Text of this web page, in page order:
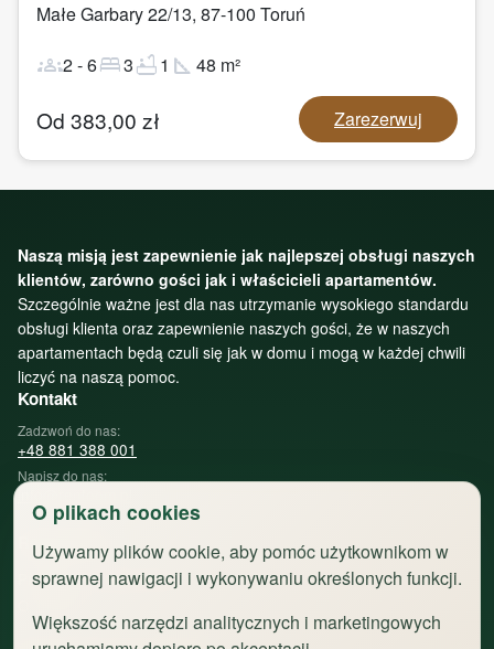
O plikach cookies
Używamy plików cookie, aby pomóc użytkownikom w
sprawnej nawigacji i wykonywaniu określonych funkcji.
Większość narzędzi analitycznych i marketingowych
Małe Garbary 22/13, 87-100 Toruń
groups2-6bed3bathtub1 square_foot 48 m²
Od 383,00 zł Zarezerwuj
Naszą misją jest zapewnienie jak najlepszej obsługi naszych
klientów, zarówno gości jak i właścicieli apartamentów.
Szczególnie ważne jest dla nas utrzymanie wysokiego standardu
obsługi klienta oraz zapewnienie naszych gości, że w naszych
apartamentach będą czuli się jak w domu i mogą w każdej chwili
liczyć na naszą pomoc.
Kontakt
Zadzwoń do nas:
+48 881 388 001
Napisz do nas:
info@rentoom.pl
Regulaminy
Przejdź do regulaminów